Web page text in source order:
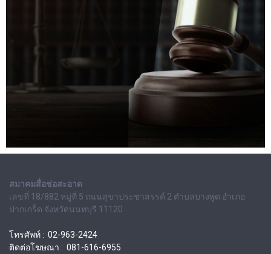
สมาคมสื่อช่อสะอาด
เลขที่ 18/882 หมู่ที่ 5 ถนนสุขาประชาสรรค์ 2 ตำบลบางพูด อำเภอ
ปากเกร็ด จังหวัดนนทบุรี 11120
โทรศัพท์ : 02-963-2424
ติดต่อโฆษณา : 081-616-6955